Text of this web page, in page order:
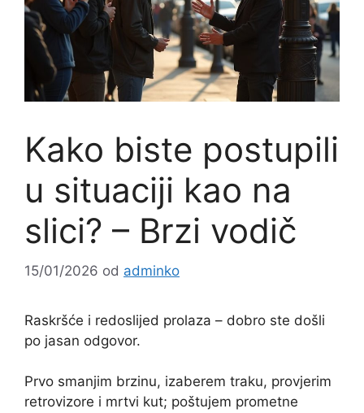
Kako biste postupili
u situaciji kao na
slici? – Brzi vodič
15/01/2026 od adminko
Raskršće i redoslijed prolaza – dobro ste došli
po jasan odgovor.
Prvo smanjim brzinu, izaberem traku, provjerim
retrovizore i mrtvi kut; poštujem prometne